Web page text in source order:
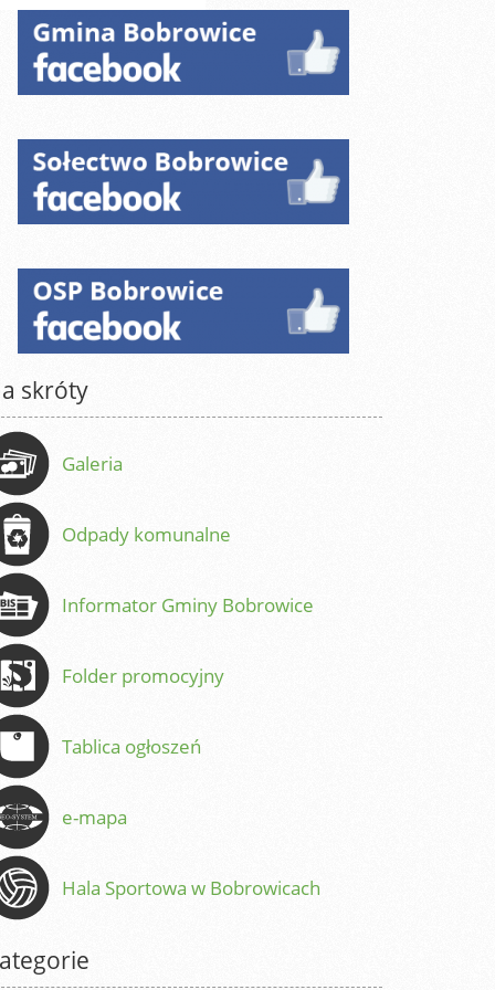
skróty
Galeria
Odpady komunalne
Informator Gminy Bobrowice
Folder promocyjny
Tablica ogłoszeń
e-mapa
Hala Sportowa w Bobrowicach